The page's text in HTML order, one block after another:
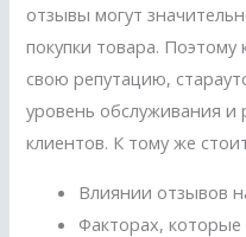
отзывы могут
покупки товара.
свою репутацию,
уровень обслуживания и
клиентов. К тому же
Влиянии отзывов
Факторах, которые